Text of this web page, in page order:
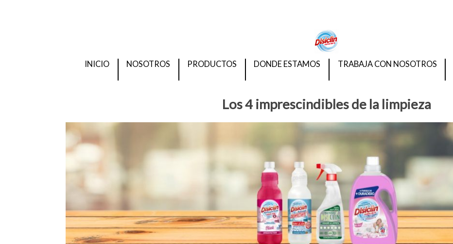
INICIO NOSOTROS PRODUCTOS DONDE ESTAMOS TRABAJA CON NOSOTROS
Los 4 imprescindibles de la limpieza